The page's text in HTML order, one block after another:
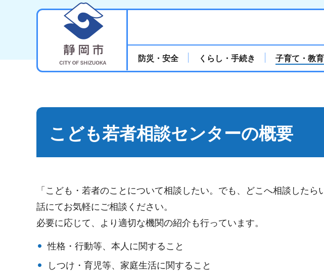
防災・安全 くらし・手続き 子育て・教育
こども若者相談センターの概要
「こども・若者のことについて相談したい。でも、どこへ相談した
話にてお気軽にご相談ください。
必要に応じて、より適切な機関の紹介も行っています。
性格・行動等、本人に関すること
しつけ・育児等、家庭生活に関すること